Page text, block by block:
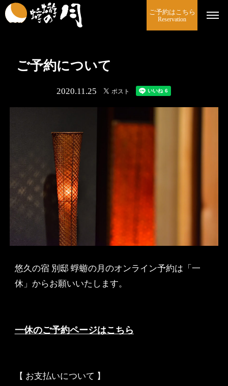
ご予約はこちら
Reservation
ご予約について
2020.11.25
悠久の宿 別邸 蜉蝣の月のオンライン予約は「一
休」からお願いいたします。
一休のご予約ページはこちら
【 お支払いについて 】